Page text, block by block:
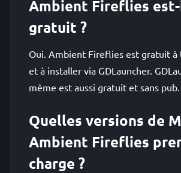
Ambient Fireflies
gratuit ?
Oui. Ambient Fireflies est gratuit à
et à installer via GDLauncher.
même est aussi gratuit et sans pub.
Quelles versions de
Ambient Fireflies
charge ?